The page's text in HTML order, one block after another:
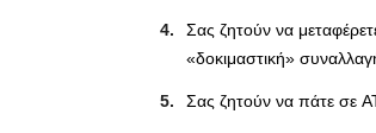
Σας ζητούν να
«δοκιμαστική»
Σας ζητούν να πάτε σε